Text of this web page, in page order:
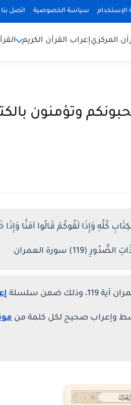
الإستخدام سياسة الخصوصية اتصل بنا
المركزيإعراب القرآن الكريم
وتؤمنون
كُلِّهِ وَإِذَا لَقُوكُمْ قَالُوا آمَنَّا
سورة العمران
ضمن سلسلة
وإعراب صحيح لكل كلمة من